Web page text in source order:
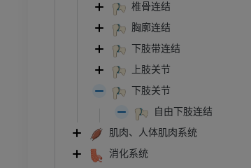
椎骨连结
胸廓连结
下肢带连结
上肢关节
下肢关节
自由下肢连结
肌肉、人体肌肉系统
消化系统